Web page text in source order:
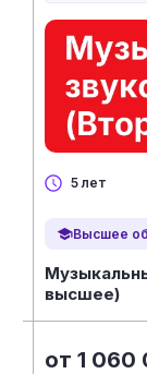
5 лет
Высшее
высшее)
от 1 060